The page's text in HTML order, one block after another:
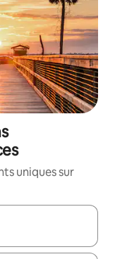
uniques sur
les flèches vers le